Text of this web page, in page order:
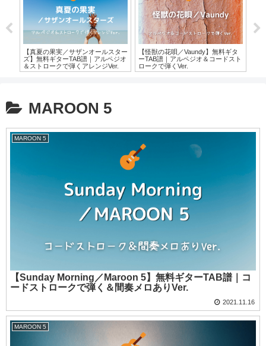
【真夏の果実／サザンオールスター
ズ】無料ギターTAB譜｜アルペジオ
＆ストロークで弾くアレンジVer.
【怪獣の花唄／Vaundy】無料ギタ
ーTAB譜｜アルペジオ＆コードスト
ロークで弾くVer.
MAROON 5
MAROON 5
【Sunday Morning／Maroon 5】無料ギターTAB譜｜コ
ードストロークで弾く＆間奏メロありVer.
2021.11.16
MAROON 5